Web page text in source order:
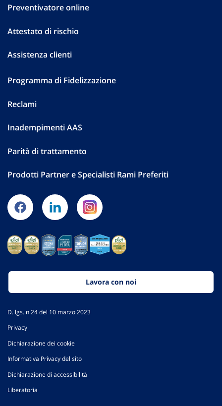
Preventivatore online
Attestato di rischio
Assistenza clienti
Programma di Fidelizzazione
Reclami
Inadempimenti AAS
Parità di trattamento
Prodotti Partner e Specialisti Rami Preferiti
Lavora con noi
D. lgs. n.24 del 10 marzo 2023
Privacy
Dichiarazione dei cookie
Informativa Privacy del sito
Dichiarazione di accessibilità
Liberatoria